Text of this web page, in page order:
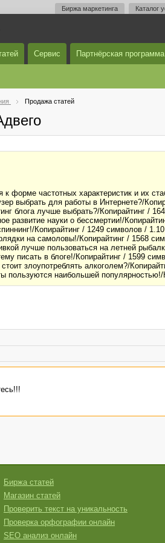
Биржа маркетинга Каталог
Сервис Партнёрская программа
Продажа статей
к форме частотных характеристик и их
выбрать для работы в Интернете?/
блога лучше выбрать?/Копирайтинг /
развитие науки о бессмертии!/
Копирайтинг / 1249 символов /
на самоловы!/Копирайтинг / 1568
лучше пользоваться на летней
писать в блоге!/Копирайтинг / 1599
злоупотреблять алкоголем?/
пользуются наибольшей
Биржа статей
Магазин статей
Проверить текст на уникальность
Проверка орфографии онлайн
SEO анализ онлайн